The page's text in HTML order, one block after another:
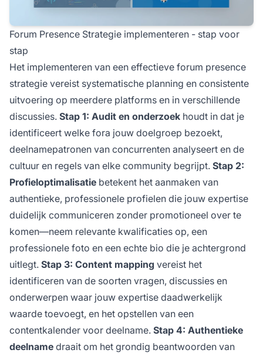
Forum Presence Strategie implementeren - stap voor
stap
Het implementeren van een effectieve forum presence
strategie vereist systematische planning en consistente
uitvoering op meerdere platforms en in verschillende
discussies. Stap 1: Audit en onderzoek houdt in dat je
identificeert welke fora jouw doelgroep bezoekt,
deelnamepatronen van concurrenten analyseert en de
cultuur en regels van elke community begrijpt. Stap 2:
Profieloptimalisatie betekent het aanmaken van
authentieke, professionele profielen die jouw expertise
duidelijk communiceren zonder promotioneel over te
komen—neem relevante kwalificaties op, een
professionele foto en een echte bio die je achtergrond
uitlegt. Stap 3: Content mapping vereist het
identificeren van de soorten vragen, discussies en
onderwerpen waar jouw expertise daadwerkelijk
waarde toevoegt, en het opstellen van een
contentkalender voor deelname. Stap 4: Authentieke
deelname draait om het grondig beantwoorden van